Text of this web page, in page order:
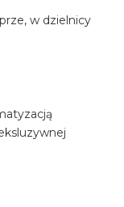
w dzielnicy